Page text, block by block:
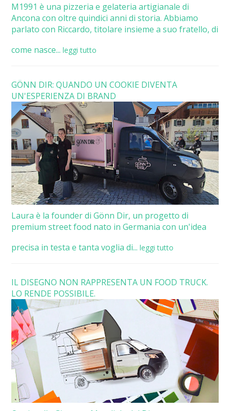
M1991 è una pizzeria e gelateria artigianale di
Ancona con oltre quindici anni di storia. Abbiamo
parlato con Riccardo, titolare insieme a suo fratello, di
come nasce... leggi tutto
GÖNN DIR: QUANDO UN COOKIE DIVENTA
UN'ESPERIENZA DI BRAND
Laura è la founder di Gönn Dir, un progetto di
premium street food nato in Germania con un'idea
precisa in testa e tanta voglia di... leggi tutto
IL DISEGNO NON RAPPRESENTA UN FOOD TRUCK.
LO RENDE POSSIBILE.